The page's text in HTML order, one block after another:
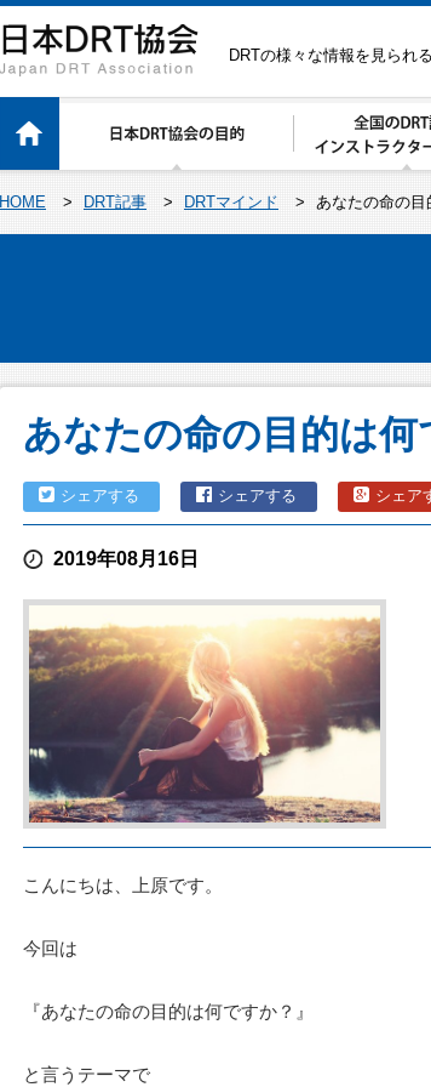
DRTの様々な情報を見られ
HOME > DRT記事 > DRTマインド > あなたの命の目
あなたの命の目的は何
シェアする シェアする シェア
2019年08月16日
こんにちは、上原です。
今回は
『あなたの命の目的は何ですか？』
と言うテーマで